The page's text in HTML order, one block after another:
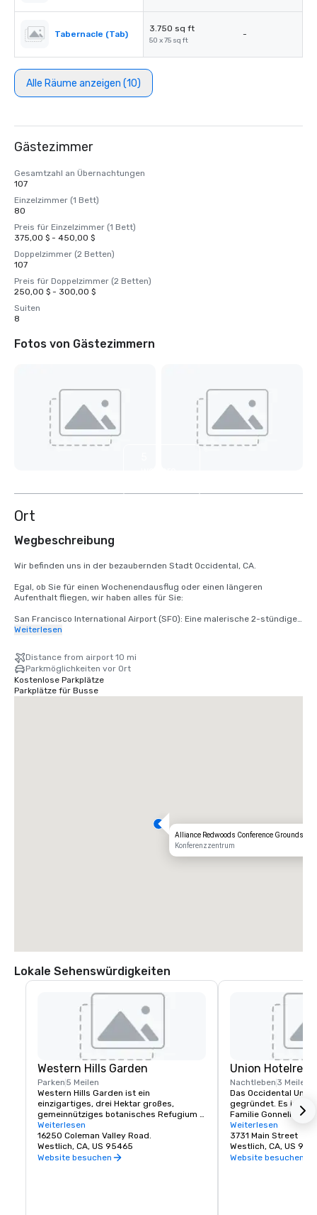
Tabernacle (Tab)
3.750 sq ft
50 x 75 sq ft
-
Alle Räume anzeigen (10)
Gästezimmer
Gesamtzahl an Übernachtungen
107
Einzelzimmer (1 Bett)
80
Preis für Einzelzimmer (1 Bett)
375,00 $ - 450,00 $
Doppelzimmer (2 Betten)
107
Preis für Doppelzimmer (2 Betten)
250,00 $ - 300,00 $
Suiten
8
Fotos von Gästezimmern
Ort
Wegbeschreibung
Wir befinden uns in der bezaubernden Stadt Occidental, CA.
Egal, ob Sie für einen Wochenendausflug oder einen längeren
Aufenthalt fliegen, wir haben alles für Sie:
San Francisco International Airport (SFO): Eine malerische 2-stündige
Fahrt bringt Sie von der Ankunft zur Entspannung.
Santa Rosa's Charles M. Schulz — Sonoma County Airport (STS): Nur 35
Minuten von unserer Haustür entfernt — der schnellste Weg zu Ihrem
rustikalen Rückzugsort.
Weiterlesen
Distance from airport 10 mi
Parkmöglichkeiten vor Ort
Kostenlose Parkplätze
Parkplätze für Busse
Alliance Redwoods Conference Grounds
Konferenzzentrum
Lokale Sehenswürdigkeiten
Western Hills Garden
Parken 5 Meilen
Western Hills Garden ist ein
einzigartiges, drei Hektar großes,
gemeinnütziges botanisches Refugium
in Occidental, Kalifornien, das eine
sensorische Explosion von Texturen,
Farben, Formen und Klängen bietet. Es
ist ein beeindruckendes Beispiel für
Weiterlesen
16250 Coleman Valley Road.
Westlich, CA, US 95465
Website besuchen
Union
Nachtleben 3 Meilen
Das Occidental
gegründet. Es ist
Familie Gonnella.
Gebäude beherbergt
Salon, einen
Ballroom. Das Café
um 6 Uhr und
Weiterlesen
3731 Main Street
Westlich, CA, US
Website besuchen